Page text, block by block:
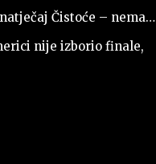
Čistoće – nema…
nije izborio finale,